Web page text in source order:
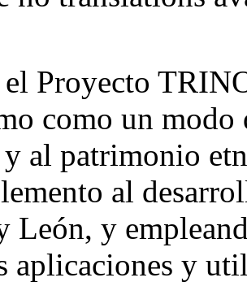
el Proyecto
como un modo
al patrimonio
al
León, y
aplicaciones y